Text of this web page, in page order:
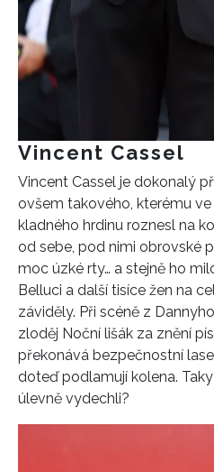
Vincent Cassel
Vincent Cassel je dokonalý
ovšem takového, kterému
kladného hrdinu roznesl na
od sebe, pod nimi obrovské
moc úzké rty… a stejně ho
Belluci a další tisíce žen na
záviděly. Při scéně z
zloděj Noční lišák za znění
překonává bezpečnostní
doteď podlamují kolena.
úlevně vydechli?